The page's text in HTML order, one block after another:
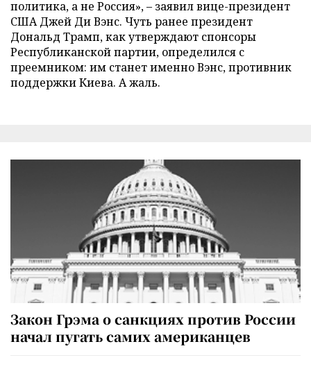
политика, а не Россия», – заявил вице-президент
США Джей Ди Вэнс. Чуть ранее президент
Дональд Трамп, как утверждают спонсоры
Республиканской партии, определился с
преемником: им станет именно Вэнс, противник
поддержки Киева. А жаль.
Закон Грэма о санкциях против России
начал пугать самих американцев